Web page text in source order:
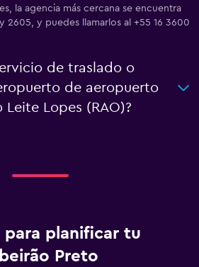
la agencia más cercana se encuentra
2605, y puedes llamarlos al +55 16 3600
de traslado o
de aeropuerto
Lopes (RAO)?
para planificar tu
Preto